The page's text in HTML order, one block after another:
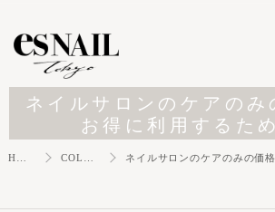
ネイルサロンのケアの
お得に利用するた